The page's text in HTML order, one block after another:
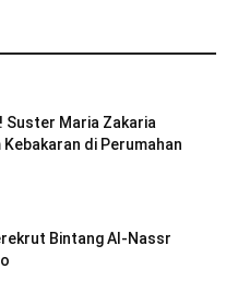
Sikka
Suster Maria Zakaria
di Perumahan
Bintang Al-Nassr